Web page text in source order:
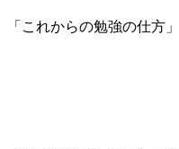
「これからの勉強の仕方